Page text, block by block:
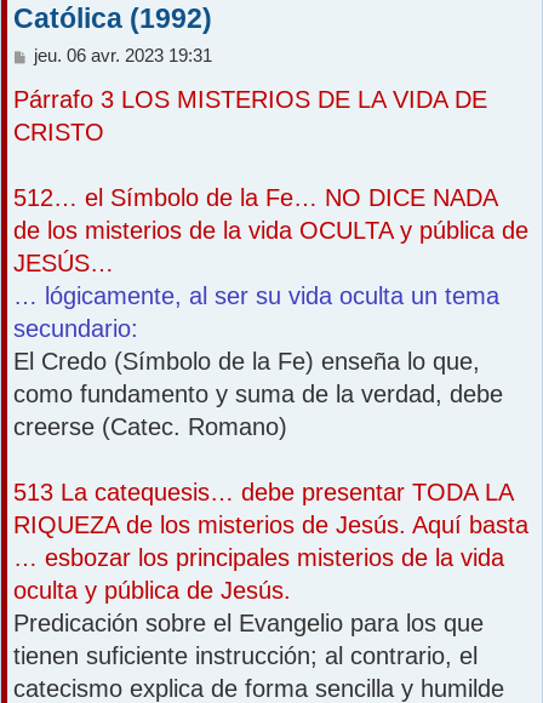
Católica (1992)
M
s
s
a
e
jeu. 06 avr. 2023 19:31
Párrafo 3 LOS MISTERIOS DE LA VIDA DE
CRISTO
512… el Símbolo de la Fe… NO DICE NADA
de los misterios de la vida OCULTA y pública de
JESÚS…
… lógicamente, al ser su vida oculta un tema
secundario:
El Credo (Símbolo de la Fe) enseña lo que,
como fundamento y suma de la verdad, debe
creerse (Catec. Romano)
513 La catequesis… debe presentar TODA LA
RIQUEZA de los misterios de Jesús. Aquí basta
… esbozar los principales misterios de la vida
oculta y pública de Jesús.
Predicación sobre el Evangelio para los que
tienen suficiente instrucción; al contrario, el
catecismo explica de forma sencilla y humilde